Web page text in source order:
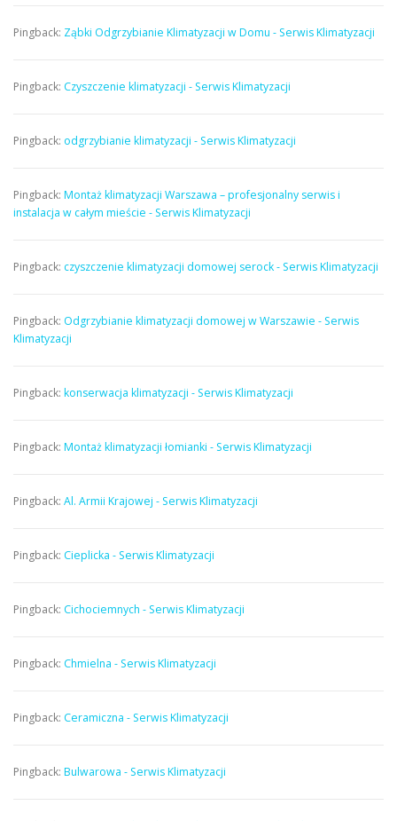
Pingback: Ząbki Odgrzybianie Klimatyzacji w Domu - Serwis Klimatyzacji
Pingback: Czyszczenie klimatyzacji - Serwis Klimatyzacji
Pingback: odgrzybianie klimatyzacji - Serwis Klimatyzacji
Pingback: Montaż klimatyzacji Warszawa – profesjonalny serwis i
instalacja w całym mieście - Serwis Klimatyzacji
Pingback: czyszczenie klimatyzacji domowej serock - Serwis Klimatyzacji
Pingback: Odgrzybianie klimatyzacji domowej w Warszawie - Serwis
Klimatyzacji
Pingback: konserwacja klimatyzacji - Serwis Klimatyzacji
Pingback: Montaż klimatyzacji łomianki - Serwis Klimatyzacji
Pingback: Al. Armii Krajowej - Serwis Klimatyzacji
Pingback: Cieplicka - Serwis Klimatyzacji
Pingback: Cichociemnych - Serwis Klimatyzacji
Pingback: Chmielna - Serwis Klimatyzacji
Pingback: Ceramiczna - Serwis Klimatyzacji
Pingback: Bulwarowa - Serwis Klimatyzacji